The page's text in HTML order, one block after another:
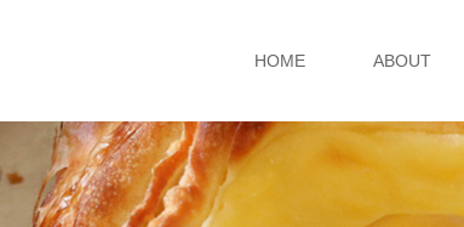
HOME ABOUT